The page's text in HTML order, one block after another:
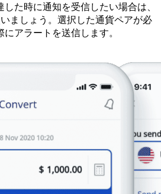
た時に通知を受信したい場合は、
ましょう。選択した通貨ペアが必
アラートを送信します。